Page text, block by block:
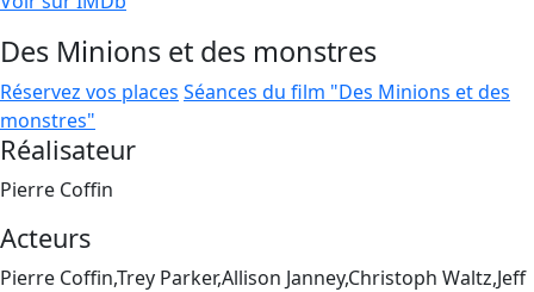
Des Minions et des monstres
Réservez vos places Séances du film "Des Minions et des
monstres"
Réalisateur
Pierre Coffin
Acteurs
Pierre Coffin,Trey Parker,Allison Janney,Christoph Waltz,Jeff